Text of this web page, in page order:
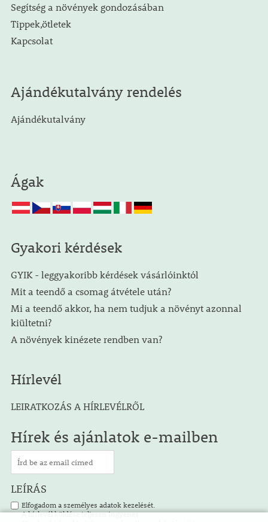
Segítség a növények gondozásában
Tippek,ötletek
Kapcsolat
Ajándékutalvány rendelés
Ajándékutalvány
Ágak
Gyakori kérdések
GYIK - leggyakoribb kérdések vásárlóinktól
Mit a teendő a csomag átvétele után?
Mi a teendő akkor, ha nem tudjuk a növényt azonnal
kiültetni?
A növények kinézete rendben van?
Hírlevél
LEIRATKOZÁS A HÍRLEVÉLRŐL
Hírek és ajánlatok e-mailben
LEÍRÁS
Elfogadom a személyes adatok kezelését.
A hírlevél küldése teljesen ingyenes.